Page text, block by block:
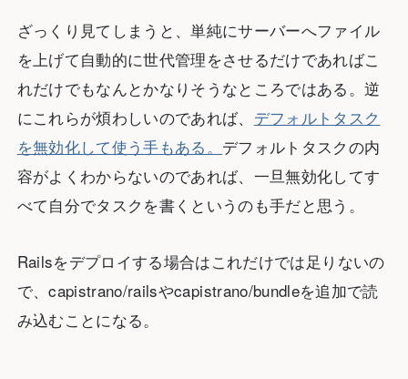
ざっくり見てしまうと、単純にサーバーへファイル
を上げて自動的に世代管理をさせるだけであればこ
れだけでもなんとかなりそうなところではある。逆
にこれらが煩わしいのであれば、 デフォルトタスク
を無効化して使う手もある。 デフォルトタスクの内
容がよくわからないのであれば、一旦無効化してす
べて自分でタスクを書くというのも手だと思う。
Railsをデプロイする場合はこれだけでは足りないの
で、capistrano/railsやcapistrano/bundleを追加で読
み込むことになる。